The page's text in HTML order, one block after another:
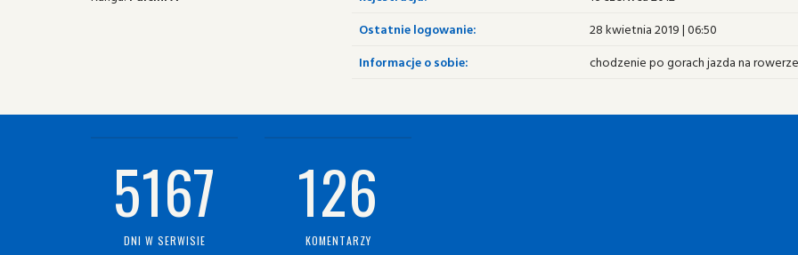
Ostatnie logowanie:
28 kwietnia 2019 | 06:50
Informacje o sobie:
chodzenie po gorach jazda na
5167
DNI W SERWISIE
126
KOMENTARZY